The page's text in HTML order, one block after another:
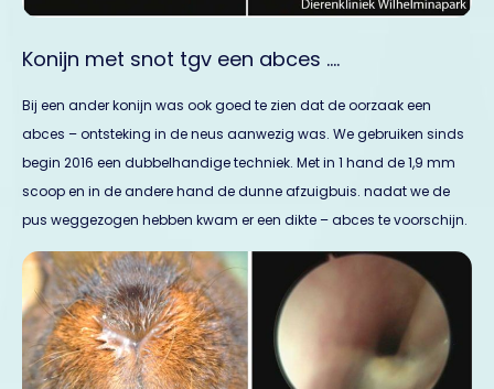
Konijn met snot tgv een abces ….
Bij een ander konijn was ook goed te zien dat de oorzaak een
abces – ontsteking in de neus aanwezig was. We gebruiken sinds
begin 2016 een dubbelhandige techniek. Met in 1 hand de 1,9 mm
scoop en in de andere hand de dunne afzuigbuis. nadat we de
pus weggezogen hebben kwam er een dikte – abces te voorschijn.